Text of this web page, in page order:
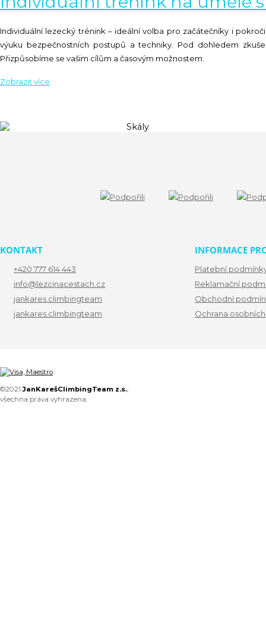
Individuální lezecký trénink – ideální volba pro začátečníky i
výuku bezpečnostních postupů a techniky. Pod dohledem
Přizpůsobíme se vašim cílům a časovým možnostem.
KONTAKT
+420 777 614 443
info@lezcinacestach.cz
jankares.climbingteam
jankares.climbingteam
INFORMACE
Platební
Reklamační
Obchodní
Ochrana
©2021JanKarešClimbingTeam z.s.,
všechna práva vyhrazena.